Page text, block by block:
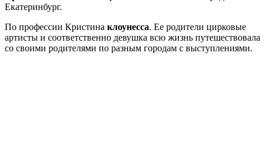
Екатеринбург.
По профессии Кристина клоунесса. Ее родители цирковые
артисты и соответственно девушка всю жизнь путешествовала
со своими родителями по разным городам с выступлениями.